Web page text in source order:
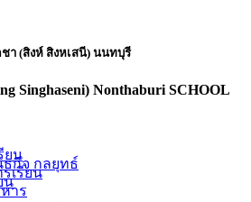
า (สิงห์ สิงหเสนี) นนทบุรี
Singhaseni) Nonthaburi SCHOOL
ยน
กิจ กลยุทธ์
เรียน
น
าร